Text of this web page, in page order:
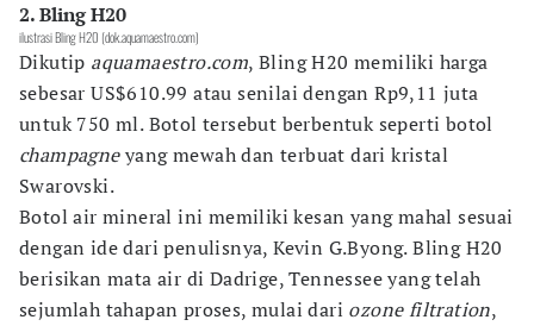
2. Bling H20
ilustrasi Bling H20 (dok.aquamaestro.com)
Dikutip aquamaestro.com, Bling H20 memiliki harga
sebesar US$610.99 atau senilai dengan Rp9,11 juta
untuk 750 ml. Botol tersebut berbentuk seperti botol
champagneyang mewah dan terbuat dari kristal
Swarovski.
Botol air mineral ini memiliki kesan yang mahal sesuai
dengan ide dari penulisnya, Kevin G.Byong. Bling H20
berisikan mata air di Dadrige, Tennessee yang telah
sejumlah tahapan proses, mulai dari ozone filtration,